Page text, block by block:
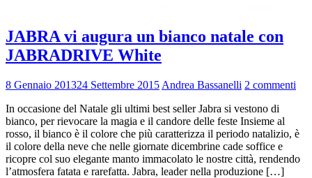
JABRA vi augura un bianco natale con
JABRADRIVE White
8 Gennaio 201324 Settembre 2015 Andrea Bassanelli 2 commenti
In occasione del Natale gli ultimi best seller Jabra si vestono di
bianco, per rievocare la magia e il candore delle feste Insieme al
rosso, il bianco è il colore che più caratterizza il periodo natalizio, è
il colore della neve che nelle giornate dicembrine cade soffice e
ricopre col suo elegante manto immacolato le nostre città, rendendo
l’atmosfera fatata e rarefatta. Jabra, leader nella produzione […]